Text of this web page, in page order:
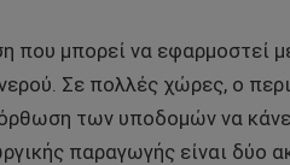
που μπορεί να εφαρμοστεί
Σε πολλές χώρες, ο
των υποδομών να
παραγωγής είναι δύο